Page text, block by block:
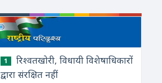
1
रिश्वतखोरी, विधायी विशेषाधिकारों
द्वारा संरक्षित नहीं